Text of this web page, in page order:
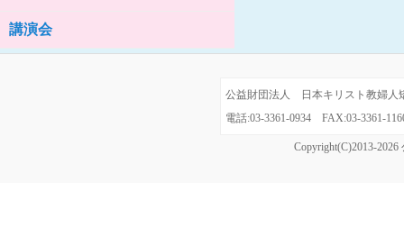
講演会
公益財団法人 日本キリスト教婦
電話:03-3361-0934 FAX:03-
Copyright(C)2013-